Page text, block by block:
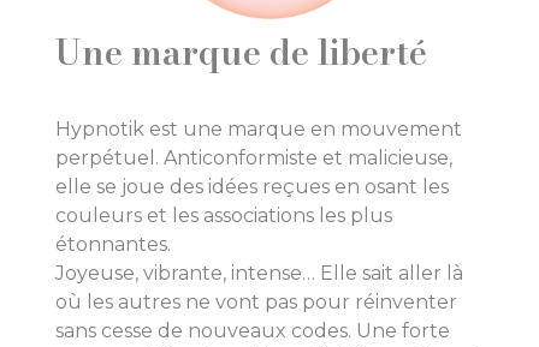
Une marque de liberté
Hypnotik est une marque en mouvement
perpétuel. Anticonformiste et malicieuse,
elle se joue des idées reçues en osant les
couleurs et les associations les plus
étonnantes.
Joyeuse, vibrante, intense… Elle sait aller là
où les autres ne vont pas pour réinventer
sans cesse de nouveaux codes. Une forte